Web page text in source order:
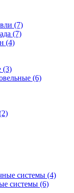
(7)
(7)
(4)
(3)
(6)
системы (4)
системы (6)